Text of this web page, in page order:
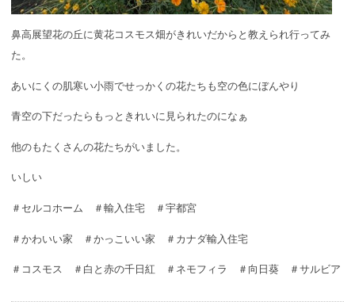
鼻高展望花の丘に黄花コスモス畑がきれいだからと教えられ行ってみ
た。
あいにくの肌寒い小雨でせっかくの花たちも空の色にぼんやり
青空の下だったらもっときれいに見られたのになぁ
他のもたくさんの花たちがいました。
いしい
＃セルコホーム ＃輸入住宅 ＃宇都宮
＃かわいい家 ＃かっこいい家 ＃カナダ輸入住宅
＃コスモス ＃白と赤の千日紅 ＃ネモフィラ ＃向日葵 ＃サルビア